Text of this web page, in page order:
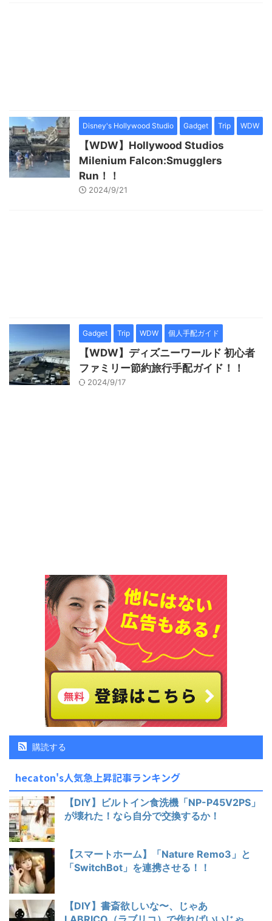
Disney's Hollywood Studio Gadget Trip WDW
【WDW】Hollywood Studios
Milenium Falcon:Smugglers
Run！！
2024/9/21
Gadget Trip WDW 個人手配ガイド
【WDW】ディズニーワールド 初心者
ファミリー節約旅行手配ガイド！！
2024/9/17
購読する
hecaton's人気急上昇記事ランキング
【DIY】ビルトイン食洗機「NP-P45V2PS」
が壊れた！なら自分で交換するか！
【スマートホーム】「Nature Remo3」と
「SwitchBot」を連携させる！！
【DIY】書斎欲しいな〜、じゃあ